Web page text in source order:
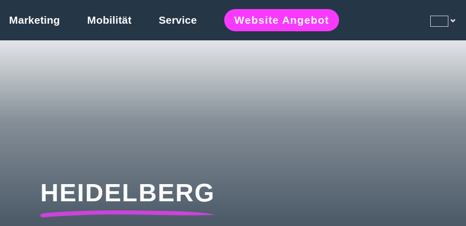
Marketing Mobilität Service Website Angebot
HEIDELBERG